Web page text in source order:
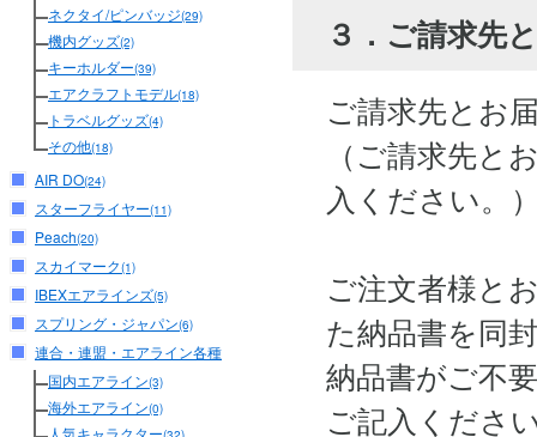
ネクタイ/ピンバッジ(29)
機内グッズ(2)
キーホルダー(39)
エアクラフトモデル(18)
トラベルグッズ(4)
その他(18)
AIR DO(24)
スターフライヤー(11)
Peach(20)
スカイマーク(1)
IBEXエアラインズ(5)
スプリング・ジャパン(6)
連合・連盟・エアライン各種
国内エアライン(3)
海外エアライン(0)
３．ご請求先
ご請求先とお
（ご請求先と
入ください。
ご注文者様と
た納品書を同
納品書がご不
ご記入くださ